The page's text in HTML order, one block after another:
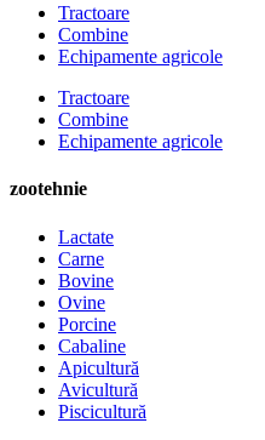
Tractoare
Combine
Echipamente agricole
Tractoare
Combine
Echipamente agricole
zootehnie
Lactate
Carne
Bovine
Ovine
Porcine
Cabaline
Apicultură
Avicultură
Piscicultură